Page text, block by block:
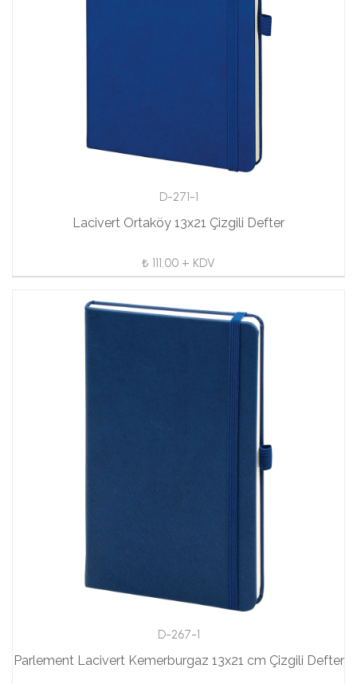
D-271-1
Lacivert Ortaköy 13x21 Çizgili Defter
₺ 111.00 + KDV
D-267-1
Parlement Lacivert Kemerburgaz 13x21 cm Çizgili Defter